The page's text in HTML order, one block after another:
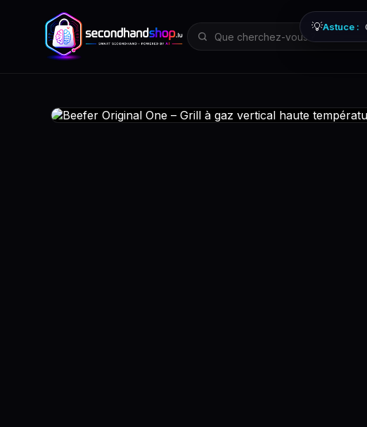
💡Astuce :